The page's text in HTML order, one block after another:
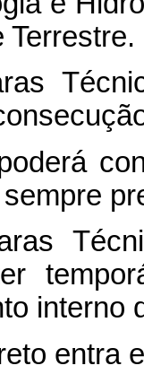
Terrestre.
interno
entra